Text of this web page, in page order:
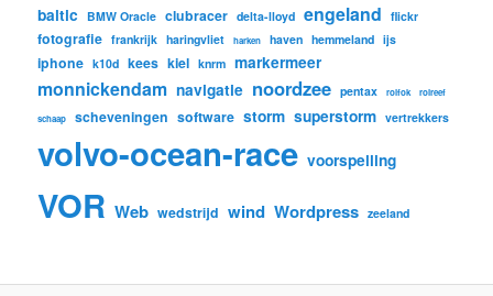
baltic BMW Oracle clubracer delta-lloyd engeland flickr
fotografie frankrijk haringvliet harken haven hemmeland ijs
iphone k10d kees kiel knrm markermeer
monnickendam navigatie noordzee pentax rolfok rolreef
schaap scheveningen software storm superstorm vertrekkers
volvo-ocean-race voorspelling
VOR Web wedstrijd wind Wordpress zeeland